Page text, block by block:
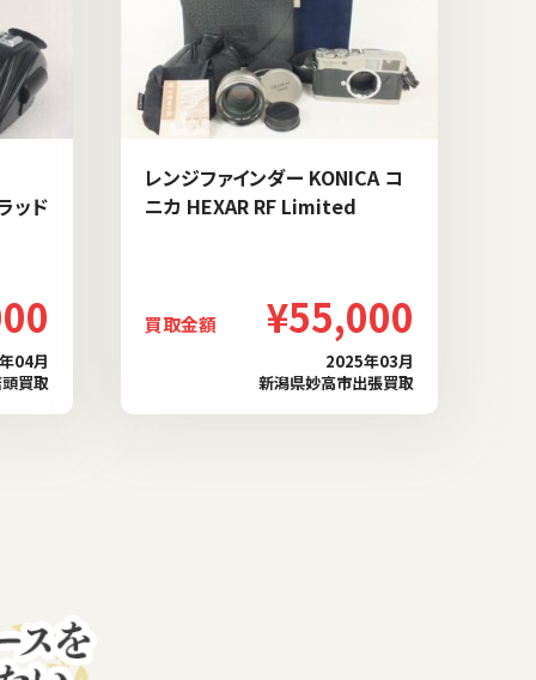
ッド
04月
買取
レンジファインダー KONICA コ
ニカ HEXAR RF Limited
買取金額 ¥55,000
2025年03月
新潟県妙高市出張買取